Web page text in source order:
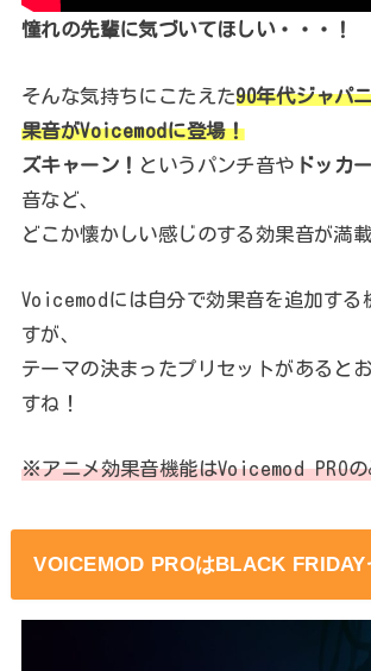
憧れの先輩に気づいてほしい・・・！
そんな気持ちにこたえた90年代ジャパ
果音がVoicemodに登場！
ズキャーン！ というパンチ音や ドッカ
音など、
どこか懐かしい感じのする効果音が満載
Voicemodには自分で効果音を追加する
すが、
テーマの決まったプリセットがあると
すね！
※アニメ効果音機能はVoicemod PRO
VOICEMOD PROはBLACK FRIDAY